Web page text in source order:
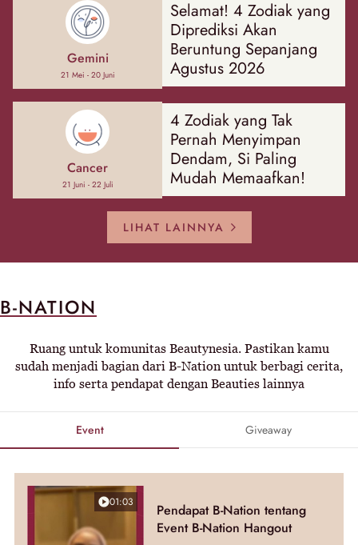
Gemini
21 Mei - 20 Juni
Selamat! 4 Zodiak yang
Diprediksi Akan
Beruntung Sepanjang
Agustus 2026
Cancer
21 Juni - 22 Juli
4 Zodiak yang Tak
Pernah Menyimpan
Dendam, Si Paling
Mudah Memaafkan!
LIHAT LAINNYA
B-NATION
Ruang untuk komunitas Beautynesia. Pastikan kamu
sudah menjadi bagian dari B-Nation untuk berbagi cerita,
info serta pendapat dengan Beauties lainnya
Event Giveaway
01:03
Pendapat B-Nation tentang
Event B-Nation Hangout